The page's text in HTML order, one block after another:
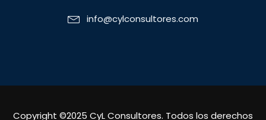
info@cylconsultores.com
Copyright ©2025 CyL Consultores. Todos los derechos